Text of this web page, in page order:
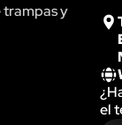
trampas y
el